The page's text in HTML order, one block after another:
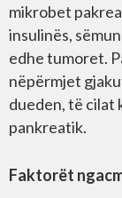
mikrobet
insulinës,
edhe tumoret.
nëpërmjet
dueden, të cilat
pankreatik.
Faktorët